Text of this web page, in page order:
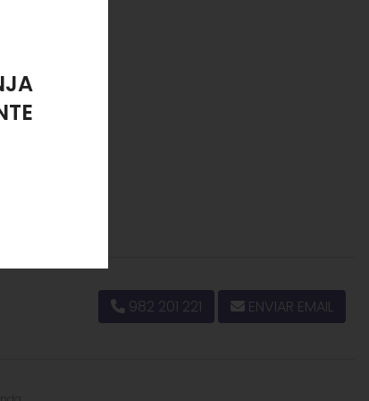
Glutathione, Inositol, Niacin, Niacinamide,
Xanthine
982 201 221 ENVIAR EMAIL